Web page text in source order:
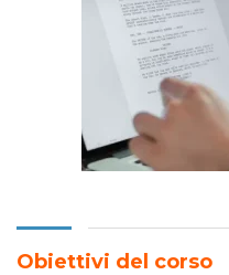
Obiettivi del corso